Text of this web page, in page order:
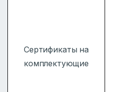
Сертификаты на
комплектующие